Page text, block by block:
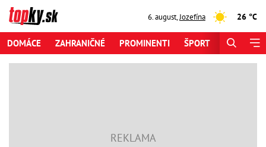
6. august,Jozefína 26 °C
DOMÁCE ZAHRANIČNÉ PROMINENTI ŠPORT